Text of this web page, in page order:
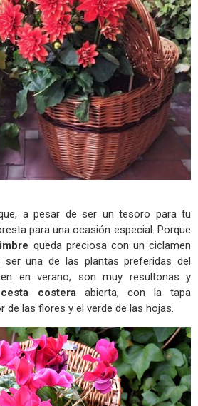
a pesar de ser un tesoro para tu
para una ocasión especial. Porque
queda preciosa con un ciclamen
una de las plantas preferidas del
en verano, son muy resultonas y
cesta costeraabierta, con la tapa
de las flores y el verde de las hojas.